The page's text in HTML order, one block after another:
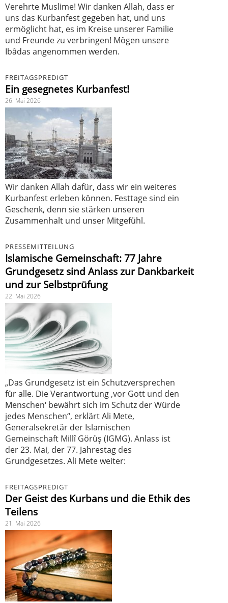
Verehrte Muslime! Wir danken Allah, dass er
uns das Kurbanfest gegeben hat, und uns
ermöglicht hat, es im Kreise unserer Familie
und Freunde zu verbringen! Mögen unsere
Ibâdas angenommen werden.
FREITAGSPREDIGT
Ein gesegnetes Kurbanfest!
26. Mai 2026
Wir danken Allah dafür, dass wir ein weiteres
Kurbanfest erleben können. Festtage sind ein
Geschenk, denn sie stärken unseren
Zusammenhalt und unser Mitgefühl.
PRESSEMITTEILUNG
Islamische Gemeinschaft: 77 Jahre
Grundgesetz sind Anlass zur Dankbarkeit
und zur Selbstprüfung
22. Mai 2026
„Das Grundgesetz ist ein Schutzversprechen
für alle. Die Verantwortung ‚vor Gott und den
Menschen‘ bewährt sich im Schutz der Würde
jedes Menschen“, erklärt Ali Mete,
Generalsekretär der Islamischen
Gemeinschaft Millî Görüş (IGMG). Anlass ist
der 23. Mai, der 77. Jahrestag des
Grundgesetzes. Ali Mete weiter:
FREITAGSPREDIGT
Der Geist des Kurbans und die Ethik des
Teilens
21. Mai 2026